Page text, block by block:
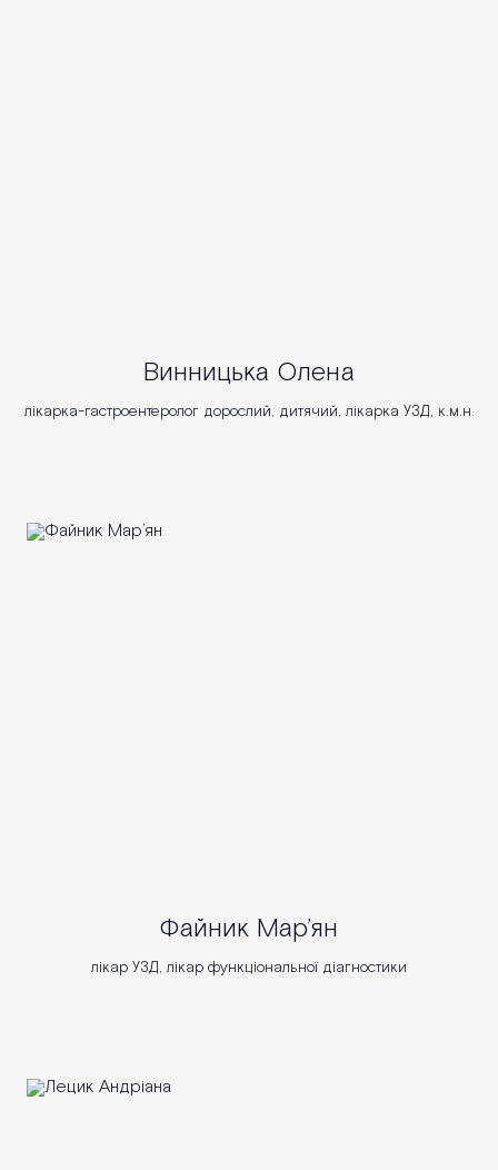
Винницька Олена
лікарка-гастроентеролог дорослий, дитячий, лікарка УЗД, к.м.н.
Файник Мар’ян
лікар УЗД, лікар функціональної діагностики